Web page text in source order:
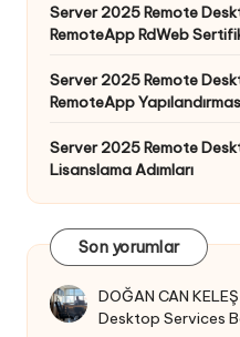
Server 2025 Remote
RemoteApp RdWeb
Server 2025 Remote
RemoteApp
Server 2025 Remote
Lisanslama Adımları
Son yorumlar
DOĞAN CAN KELEŞ
Desktop Services